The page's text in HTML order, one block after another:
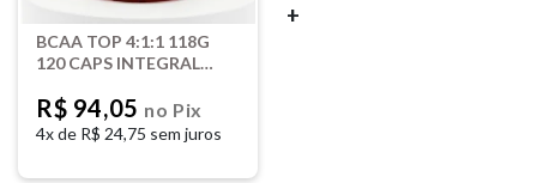
BCAA TOP 4:1:1 118G
120 CAPS INTEGRAL
R$ 94,05 no Pix
4x de R$ 24,75 sem juros
+